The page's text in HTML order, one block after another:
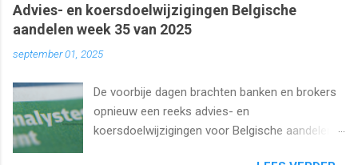
Advies- en koersdoelwijzigingen Belgische
aandelen week 35 van 2025
september 01, 2025
De voorbije dagen brachten banken en brokers
opnieuw een reeks advies- en
koersdoelwijzigingen voor Belgische aandelen.